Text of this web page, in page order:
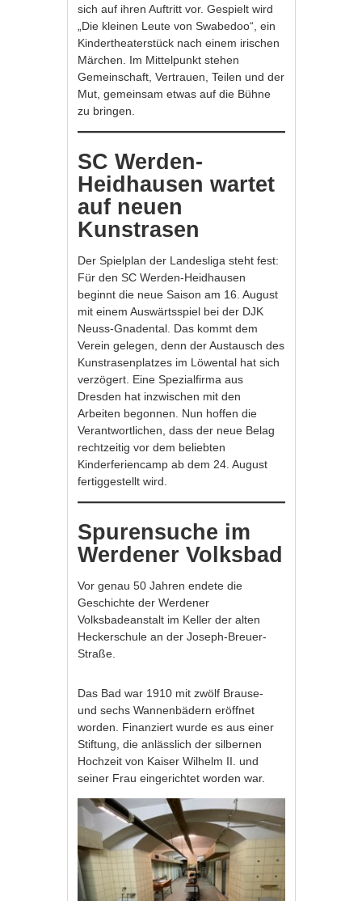
sich auf ihren Auftritt vor. Gespielt wird
„Die kleinen Leute von Swabedoo“, ein
Kindertheaterstück nach einem irischen
Märchen. Im Mittelpunkt stehen
Gemeinschaft, Vertrauen, Teilen und der
Mut, gemeinsam etwas auf die Bühne
zu bringen.
SC Werden-
Heidhausen wartet
auf neuen
Kunstrasen
Der Spielplan der Landesliga steht fest:
Für den SC Werden-Heidhausen
beginnt die neue Saison am 16. August
mit einem Auswärtsspiel bei der DJK
Neuss-Gnadental. Das kommt dem
Verein gelegen, denn der Austausch des
Kunstrasenplatzes im Löwental hat sich
verzögert. Eine Spezialfirma aus
Dresden hat inzwischen mit den
Arbeiten begonnen. Nun hoffen die
Verantwortlichen, dass der neue Belag
rechtzeitig vor dem beliebten
Kinderferiencamp ab dem 24. August
fertiggestellt wird.
Spurensuche im
Werdener Volksbad
Vor genau 50 Jahren endete die
Geschichte der Werdener
Volksbadeanstalt im Keller der alten
Heckerschule an der Joseph-Breuer-
Straße.
Das Bad war 1910 mit zwölf Brause-
und sechs Wannenbädern eröffnet
worden. Finanziert wurde es aus einer
Stiftung, die anlässlich der silbernen
Hochzeit von Kaiser Wilhelm II. und
seiner Frau eingerichtet worden war.